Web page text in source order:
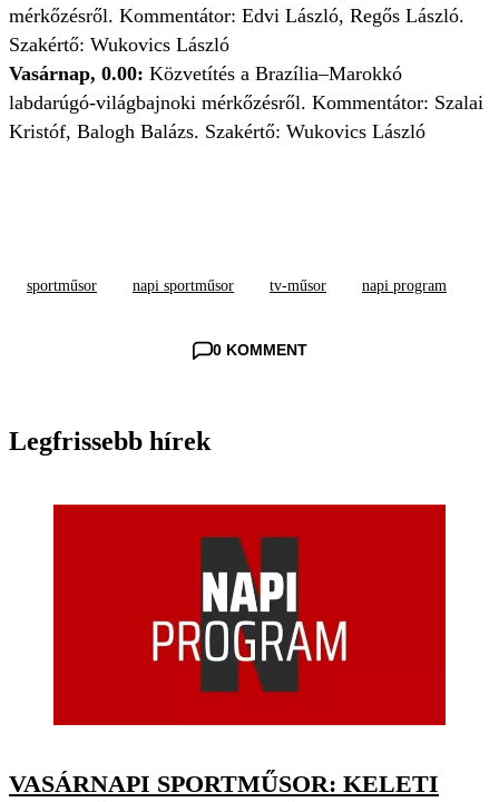
mérkőzésről. Kommentátor: Edvi László, Regős László.
Szakértő: Wukovics László
Vasárnap, 0.00: Közvetítés a Brazília–Marokkó
labdarúgó-világbajnoki mérkőzésről. Kommentátor: Szalai
Kristóf, Balogh Balázs. Szakértő: Wukovics László
sportműsor napi sportműsor tv-műsor napi program
0 KOMMENT
Legfrissebb hírek
VASÁRNAPI SPORTMŰSOR: KELETI